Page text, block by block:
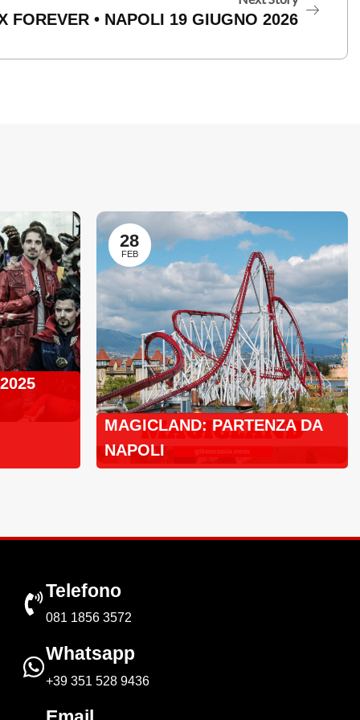
FOREVER • NAPOLI 19 GIUGNO 2026
28
FEB
MAGICLAND: PARTENZA DA
NAPOLI
Telefono
081 1856 3572
Whatsapp
+39 351 528 9436